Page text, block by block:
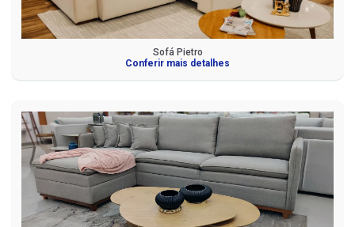
Sofá Pietro
Conferir mais detalhes